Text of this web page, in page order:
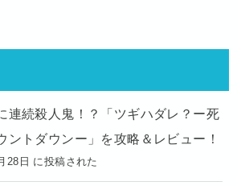
連続殺人鬼！？「ツギハダレ？ー死
ントダウンー」を攻略＆レビュー！
28日 に投稿された